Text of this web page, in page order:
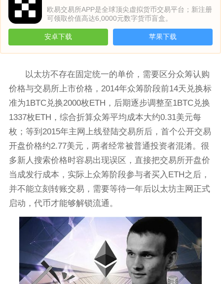
欧易交易所APP是全球顶尖虚拟货币交易平台；新注册
可领取价值高达6,0000元数字货币盲盒。
安卓下载 苹果下载
以太坊不存在固定统一的单价，需要区分众筹认购
价格与交易所上市价格，2014年众筹阶段前14天兑换标
准为1BTC兑换2000枚ETH，后期逐步调整至1BTC兑换
1337枚ETH，综合折算众筹平均成本大约0.31美元每
枚；等到2015年主网上线登陆交易所后，首个公开交易
开盘价格约2.77美元，两者经常被普通投资者混淆。很
多新人搜索价格时容易出现误区，直接把交易所开盘价
当成发行成本，实际上众筹阶段参与者买入ETH之后，
并不能立刻转账交易，需要等待一年后以太坊主网正式
启动，代币才能够解锁流通。